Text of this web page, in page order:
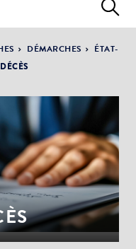
&
DÉMARCHES
ÉTAT-